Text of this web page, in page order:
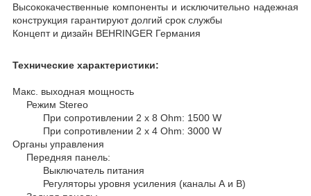
Высококачественные компоненты и исключительно надежная
конструкция гарантируют долгий срок службы
Концепт и дизайн BEHRINGER Германия
Технические характеристики:
Макс. выходная мощность
Режим Stereo
При сопротивлении 2 х 8 Ohm: 1500 W
При сопротивлении 2 х 4 Ohm: 3000 W
Органы управления
Передняя панель:
Выключатель питания
Регуляторы уровня усиления (каналы А и В)